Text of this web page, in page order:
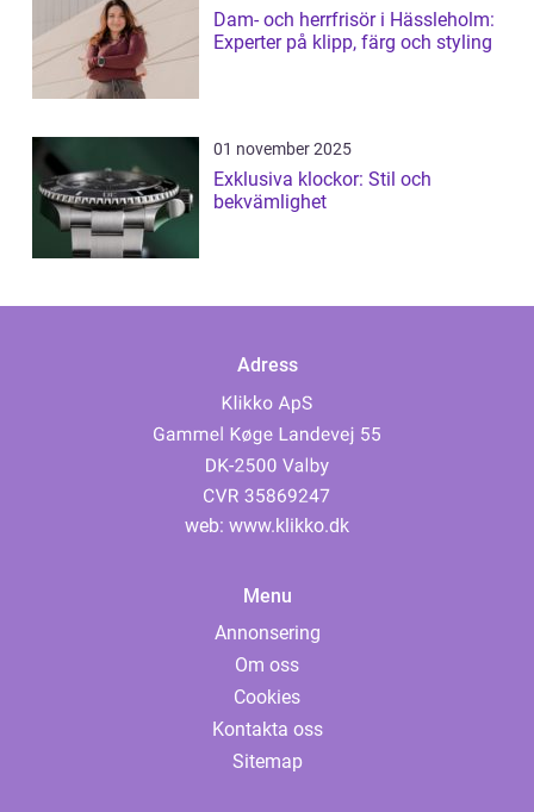
Dam- och herrfrisör i Hässleholm:
Experter på klipp, färg och styling
01 november 2025
Exklusiva klockor: Stil och
bekvämlighet
Adress
web: www.klikko.dk
Menu
Annonsering
Om oss
Cookies
Kontakta oss
Sitemap